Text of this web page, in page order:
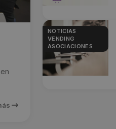
NOTICIAS
VENDING
ASOCIACIONES